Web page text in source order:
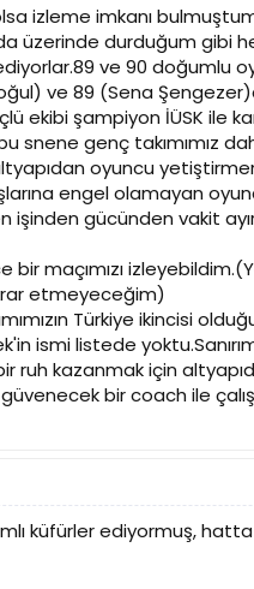
izleme imkanı
üzerinde durduğum gibi
ve 90 doğumlu
ve 89 (Sena
ekibi şampiyon İÜSK ile
genç takımımız
oyuncu
engel olamayan
gücünden vakit
maçımızı
etmeyeceğim)
Türkiye ikincisi
ismi listede
ruh kazanmak için
bir coach ile
küfürler ediyormuş,